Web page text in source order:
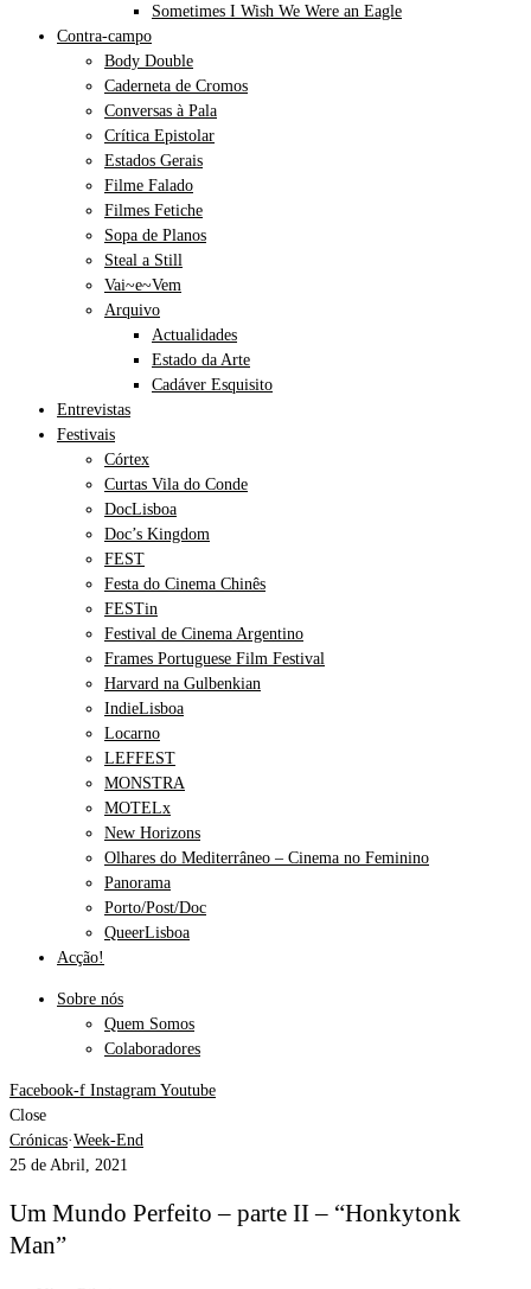
Sometimes I Wish We Were an Eagle
Contra-campo
Body Double
Caderneta de Cromos
Conversas à Pala
Crítica Epistolar
Estados Gerais
Filme Falado
Filmes Fetiche
Sopa de Planos
Steal a Still
Vai~e~Vem
Arquivo
Actualidades
Estado da Arte
Cadáver Esquisito
Entrevistas
Festivais
Córtex
Curtas Vila do Conde
DocLisboa
Doc’s Kingdom
FEST
Festa do Cinema Chinês
FESTin
Festival de Cinema Argentino
Frames Portuguese Film Festival
Harvard na Gulbenkian
IndieLisboa
Locarno
LEFFEST
MONSTRA
MOTELx
New Horizons
Olhares do Mediterrâneo – Cinema no Feminino
Panorama
Porto/Post/Doc
QueerLisboa
Acção!
Sobre nós
Quem Somos
Colaboradores
Facebook-f Instagram Youtube
Close
Crónicas·Week-End
25 de Abril, 2021
Um Mundo Perfeito – parte II – “Honkytonk
Man”